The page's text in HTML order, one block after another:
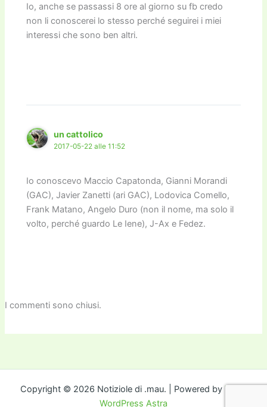
Io, anche se passassi 8 ore al giorno su fb credo
non li conoscerei lo stesso perché seguirei i miei
interessi che sono ben altri.
un cattolico
2017-05-22 alle 11:52
Io conoscevo Maccio Capatonda, Gianni Morandi
(GAC), Javier Zanetti (ari GAC), Lodovica Comello,
Frank Matano, Angelo Duro (non il nome, ma solo il
volto, perché guardo Le Iene), J-Ax e Fedez.
I commenti sono chiusi.
Copyright © 2026 Notiziole di .mau. | Powered by Tema
WordPress Astra